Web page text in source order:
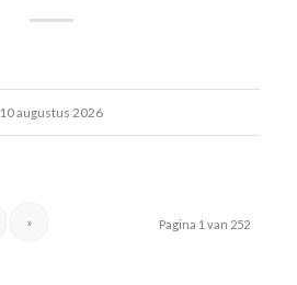
10 augustus 2026
Pagina 1 van 252
»